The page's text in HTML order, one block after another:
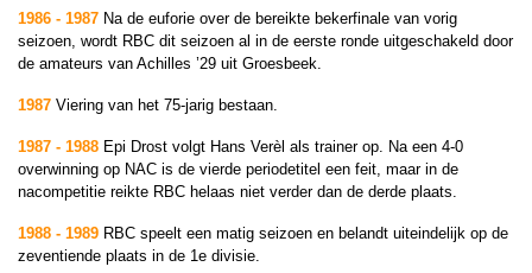
1986 - 1987 Na de euforie over de bereikte bekerfinale van vorig
seizoen, wordt RBC dit seizoen al in de eerste ronde uitgeschakeld door
de amateurs van Achilles ’29 uit Groesbeek.
1987 Viering van het 75-jarig bestaan.
1987 - 1988 Epi Drost volgt Hans Verèl als trainer op. Na een 4-0
overwinning op NAC is de vierde periodetitel een feit, maar in de
nacompetitie reikte RBC helaas niet verder dan de derde plaats.
1988 - 1989 RBC speelt een matig seizoen en belandt uiteindelijk op de
zeventiende plaats in de 1e divisie.